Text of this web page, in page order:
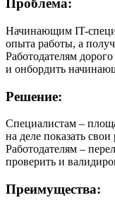
Проблема:
Начинающим IT-
опыта работы, а
Работодателям
и онбордить
Решение:
Специалистам –
на деле показать свои
Работодателям –
проверить и
Преимущества: